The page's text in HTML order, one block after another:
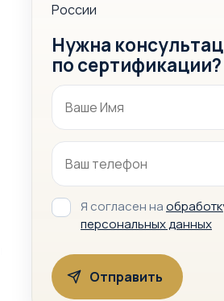
России
Нужна
по сертификации?
Я согласен на
персональных данных